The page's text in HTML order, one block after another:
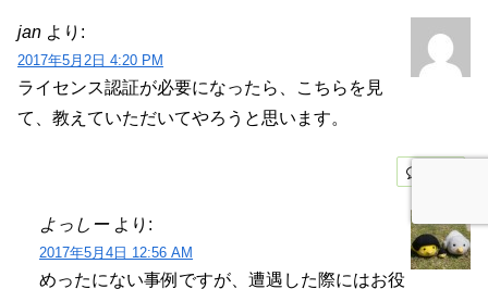
jan より:
2017年5月2日 4:20 PM
ライセンス認証が必要になったら、こちらを見
て、教えていただいてやろうと思います。
よっしー より:
2017年5月4日 12:56 AM
めったにない事例ですが、遭遇した際にはお役